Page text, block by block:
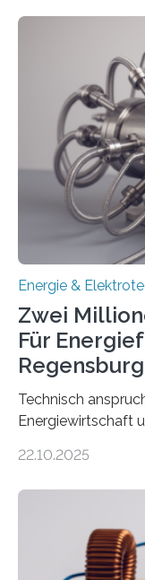
einem
neuen Bericht für
Rolle von
Netzanschluss
(EE-Anlagen) ist
Denn ohne
eingespeist
Gesetz (EEG)
Energie &
Zwei
Für
Regensburg
Technisch
Energiewirtschaft
neuen EU-
Sozialfonds Plus
Gesamtsumme
22.10.2025